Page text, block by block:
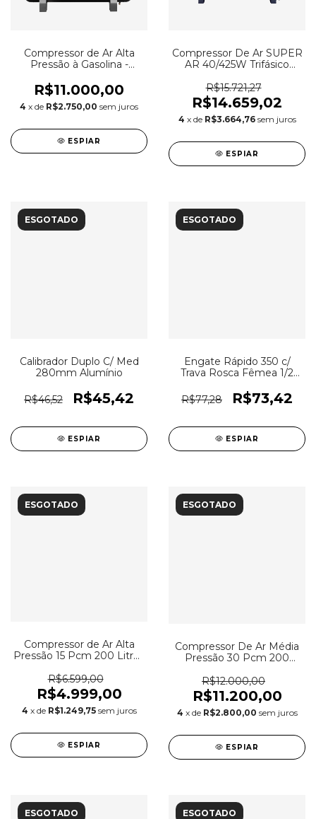
Compressor de Ar Alta
Pressão à Gasolina -
200L 9HP
R$11.000,00
4 x de R$2.750,00 sem juros
ESPIAR
Compressor De Ar SUPER
AR 40/425W Trifásico
R$15.721,27
R$14.659,02
4 x de R$3.664,76 sem juros
ESPIAR
ESGOTADO
Calibrador Duplo C/ Med
280mm Alumínio
R$46,52 R$45,42
ESPIAR
ESGOTADO
Engate Rápido 350 c/
Trava Rosca Fêmea 1/2
R$77,28
R$73,42
ESPIAR
ESGOTADO
Compressor de Ar Alta
Pressão 15 Pcm 200 Litros
200L
R$6.599,00
R$4.999,00
4 x de R$1.249,75 sem juros
ESPIAR
ESGOTADO
Compressor De Ar Média
Pressão 30 Pcm 200
MP3V 200 L
R$12.000,00
R$11.200,00
4 x de R$2.800,00 sem juros
ESPIAR
ESGOTADO ESGOTADO